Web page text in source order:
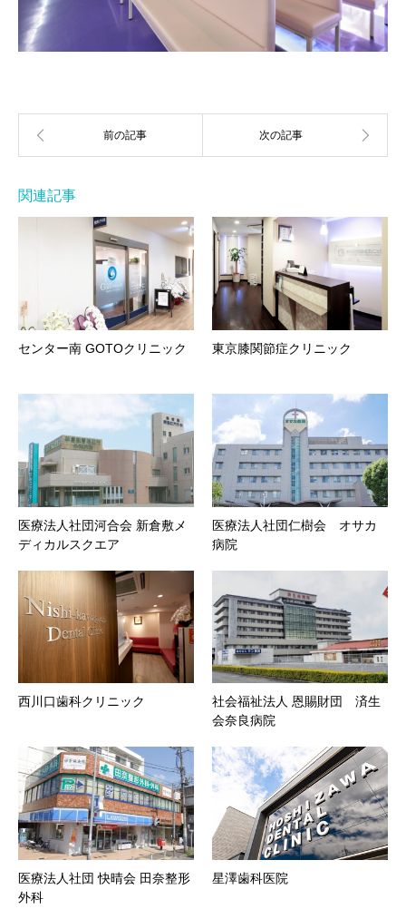
関連記事
センター南 GOTOクリニック 東京膝関節症クリニック
医療法人社団河合会 新倉敷メ
ディカルスクエア
医療法人社団仁樹会 オサカ
病院
西川口歯科クリニック
社会福祉法人 恩賜財団 済生
会奈良病院
医療法人社団 快晴会 田奈整形
外科
星澤歯科医院